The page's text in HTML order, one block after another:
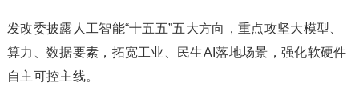
发改委披露人工智能“十五五”五大方向，重点攻坚大模型、
算力、数据要素，拓宽工业、民生AI落地场景，强化软硬件
自主可控主线。